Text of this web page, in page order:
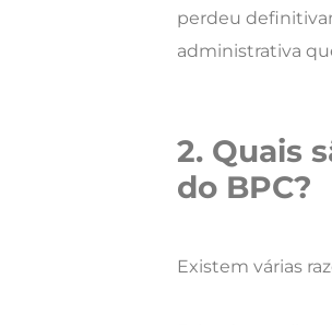
perdeu
administrativa
2. Quais
do BPC?
Existem várias